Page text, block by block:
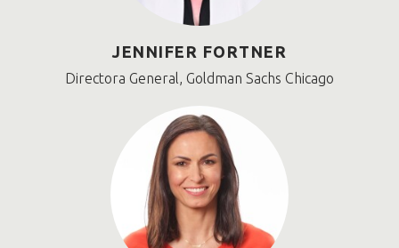
JENNIFER FORTNER
Directora General, Goldman Sachs Chicago